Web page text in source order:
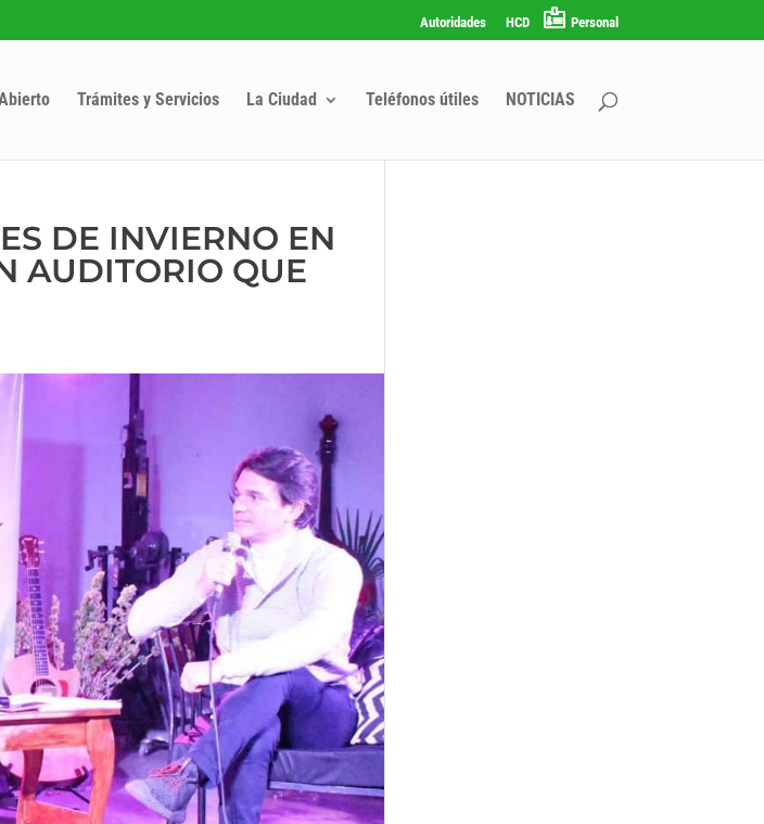
Autoridades HCD Personal
Trámites y Servicios La Ciudad Teléfonos útiles NOTICIAS
DE INVIERNO EN
AUDITORIO QUE